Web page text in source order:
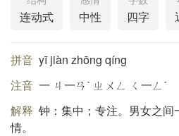
连动式 中性 四字
拼音 yī jiàn zhōng qíng
注音 一 ㄐ一ㄢˋ ㄓㄨㄥ ㄑ一ㄥˊ
解释 钟：集中；专注。男女之
情。